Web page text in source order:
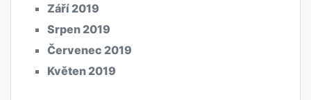
Září 2019
Srpen 2019
Červenec 2019
Květen 2019